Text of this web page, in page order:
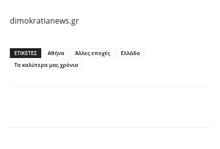
dimokratianews.gr
ΕΤΙΚΕΤΕΣ Αθήνα Άλλες εποχές
Ελλάδα
Τα καλύτερα μας χρόνια